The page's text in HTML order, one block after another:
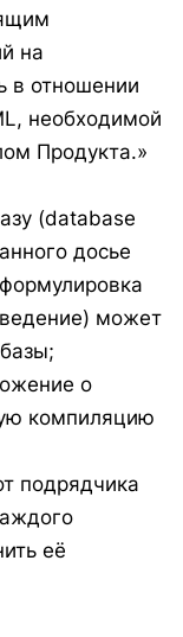
на
в отношении
необходимой
Продукта.»
(database
досье
может
о
компиляцию
подрядчика
её